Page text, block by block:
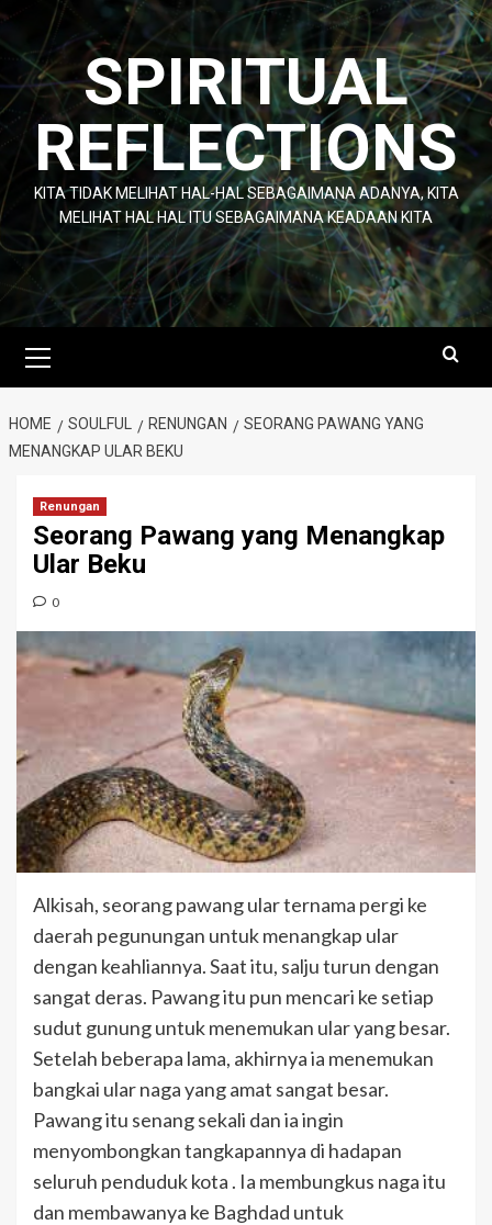
Skip
content
SPIRITUAL
REFLECTIONS
KITA TIDAK MELIHAT HAL-HAL SEBAGAIMANA ADANYA, KITA
MELIHAT HAL HAL ITU SEBAGAIMANA KEADAAN KITA
Menu
HOME SOULFUL RENUNGAN
SEORANG PAWANG YANG
MENANGKAP ULAR BEKU
Renungan
Seorang Pawang yang Menangkap
Ular Beku
0
Alkisah, seorang pawang ular ternama pergi ke
daerah pegunungan untuk menangkap ular
dengan keahliannya. Saat itu, salju turun dengan
sangat deras. Pawang itu pun mencari ke setiap
sudut gunung untuk menemukan ular yang besar.
Setelah beberapa lama, akhirnya ia menemukan
bangkai ular naga yang amat sangat besar.
Pawang itu senang sekali dan ia ingin
menyombongkan tangkapannya di hadapan
seluruh penduduk kota . Ia membungkus naga itu
dan membawanya ke Baghdad untuk